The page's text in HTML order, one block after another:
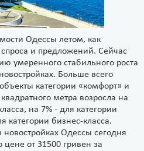
Одессы летом, как
и предложений. Сейчас
умеренного стабильного роста
Больше всего
категории «комфорт» и
метра возросла на
на 7% - для категории
категории бизнес-класса.
Одессы сегодня
цене от 31500 гривен за